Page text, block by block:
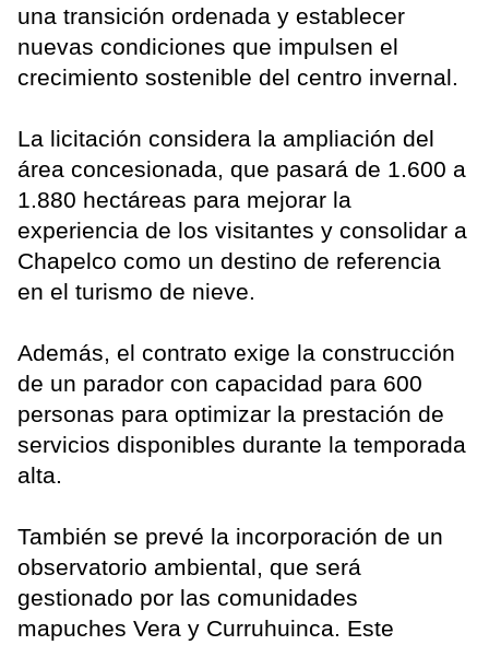
una transición ordenada y establecer
nuevas condiciones que impulsen el
crecimiento sostenible del centro invernal.
La licitación considera la ampliación del
área concesionada, que pasará de 1.600 a
1.880 hectáreas para mejorar la
experiencia de los visitantes y consolidar a
Chapelco como un destino de referencia
en el turismo de nieve.
Además, el contrato exige la construcción
de un parador con capacidad para 600
personas para optimizar la prestación de
servicios disponibles durante la temporada
alta.
También se prevé la incorporación de un
observatorio ambiental, que será
gestionado por las comunidades
mapuches Vera y Curruhuinca. Este